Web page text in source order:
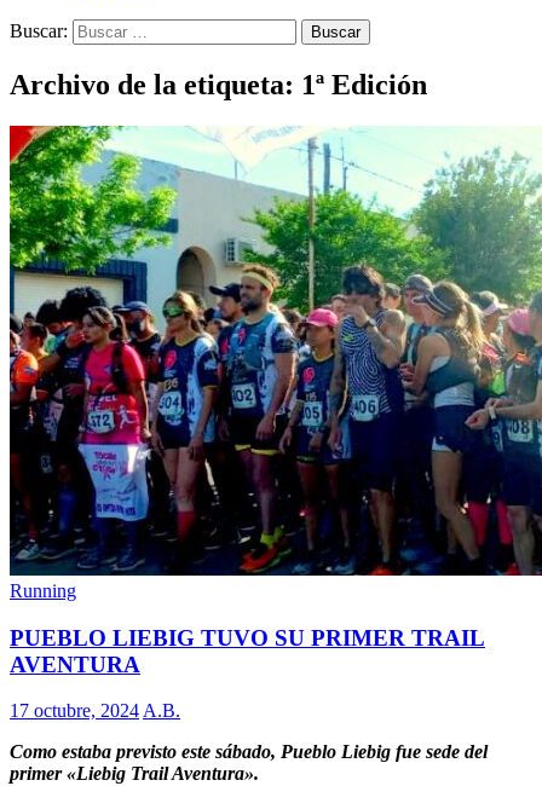
Buscar:
Archivo de la etiqueta: 1ª Edición
Running
PUEBLO LIEBIG TUVO SU PRIMER TRAIL
AVENTURA
17 octubre, 2024 A.B.
Como estaba previsto este sábado, Pueblo Liebig fue sede del
primer «Liebig Trail Aventura».